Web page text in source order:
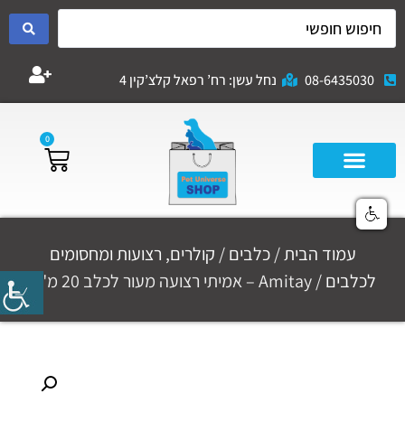
08-6435030 נחל עשן: רח’ רפאל קלצ’קין 4
0
עמוד הבית/כלבים/ קולרים, רצועות ומחסומים
לכלבים/ Amitay – אמיתי רצועה מעור לכלב 20 מ"מ